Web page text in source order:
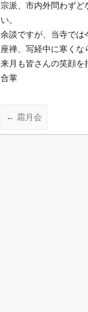
宗派、市内外問わずど
い。
余談ですが、当寺では
座禅、写経中に寒く
来月も皆さんの笑顔を
合掌
← 霜月会